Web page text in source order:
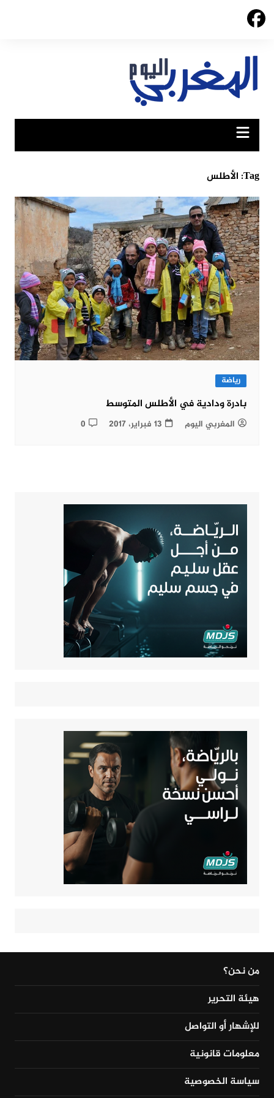
Skip
Tag: الأطلس
رياضة
بادرة ودادية في الأطلس المتوسط
المغربي اليوم 13 فبراير، 2017 0
من نحن؟
هيئة التحرير
للإشهار أو التواصل
معلومات قانونية
سياسة الخصوصية